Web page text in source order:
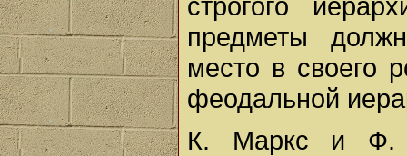
предметы
место в своего
феодальной
К. Маркс и Ф.